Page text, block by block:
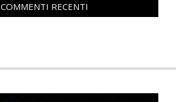
COMMENTI RECENTI